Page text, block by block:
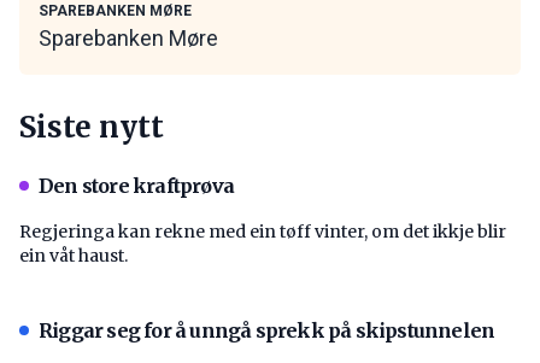
SPAREBANKEN MØRE
Sparebanken Møre
Siste nytt
Den store kraftprøva
Regjeringa kan rekne med ein tøff vinter, om det ikkje blir
ein våt haust.
Riggar seg for å unngå sprekk på skipstunnelen